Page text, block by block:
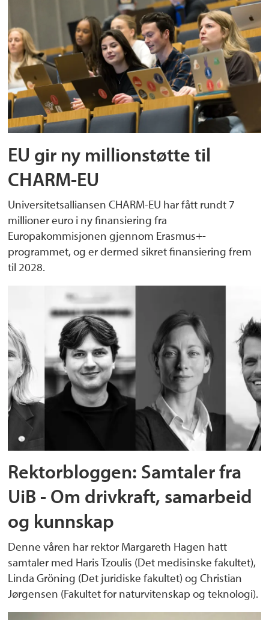
EU gir ny millionstøtte til
CHARM-EU
Universitetsalliansen CHARM-EU har fått rundt 7
millioner euro i ny finansiering fra
Europakommisjonen gjennom Erasmus+-
programmet, og er dermed sikret finansiering frem
til 2028.
Rektorbloggen: Samtaler fra
UiB - Om drivkraft, samarbeid
og kunnskap
Denne våren har rektor Margareth Hagen hatt
samtaler med Haris Tzoulis (Det medisinske fakultet),
Linda Gröning (Det juridiske fakultet) og Christian
Jørgensen (Fakultet for naturvitenskap og teknologi).